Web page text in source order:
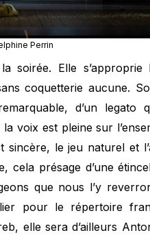
Perrin
soirée. Elle s’approprie
coquetterie aucune.
d’un legato
voix est pleine sur
sincère, le jeu naturel et
cela présage d’une
que nous l’y
pour le répertoire
elle sera d’ailleurs